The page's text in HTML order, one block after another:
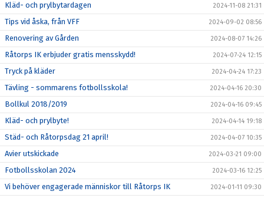
Kläd- och prylbytardagen 2024-11-08 21:31
Tips vid åska, från VFF 2024-09-02 08:56
Renovering av Gården 2024-08-07 14:26
Råtorps IK erbjuder gratis mensskydd! 2024-07-24 12:15
Tryck på kläder 2024-04-24 17:23
Tävling - sommarens fotbollsskola! 2024-04-16 20:30
Bollkul 2018/2019 2024-04-16 09:45
Kläd- och prylbyte! 2024-04-14 19:18
Städ- och Råtorpsdag 21 april! 2024-04-07 10:35
Avier utskickade 2024-03-21 09:00
Fotbollsskolan 2024 2024-03-16 12:25
Vi behöver engagerade människor till Råtorps IK 2024-01-11 09:30